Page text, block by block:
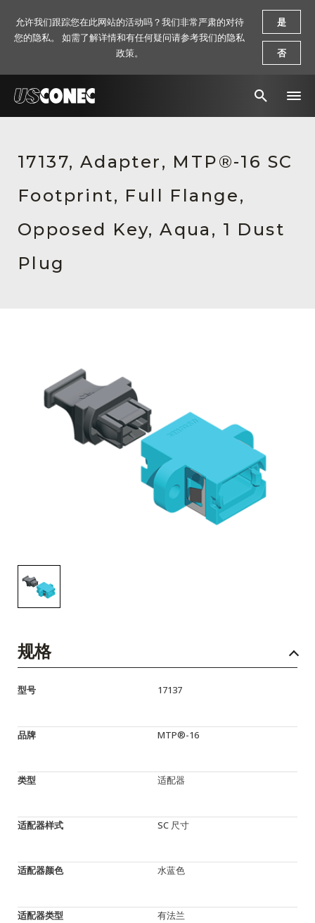
解决方案
产品
资源
关于我们
合作伙伴
工作机会
17137, Adapter, MTP®-16 SC
Footprint, Full Flange,
Opposed Key, Aqua, 1 Dust
Plug
规格
型号 17137
品牌 MTP®-16
类型 适配器
适配器样式 SC 尺寸
适配器颜色 水蓝色
适配器类型 有法兰
允许我们跟踪您在此网站的活动吗？我们非常严肃的对待
您的隐私。 如需了解详情和有任何疑问请参考我们的隐私
政策。
是
否